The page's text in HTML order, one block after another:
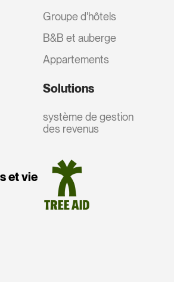
et vie
Groupe d'hôtels
B&B et auberge
Appartements
Solutions
système de gestion
des revenus